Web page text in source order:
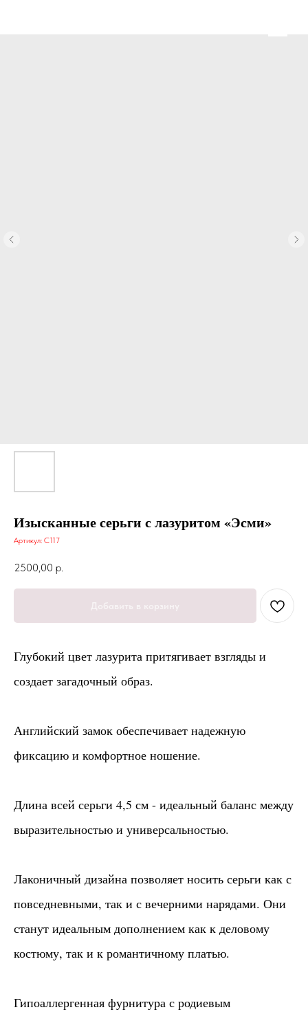
Изысканные серьги с лазуритом «Эсми»
Артикул: С117
2500,00 р.
Глубокий цвет лазурита притягивает взгляды и
создает загадочный образ.
Английский замок обеспечивает надежную
фиксацию и комфортное ношение.
Длина всей серьги 4,5 см - идеальный баланс между
выразительностью и универсальностью.
Лаконичный дизайна позволяет носить серьги как с
повседневными, так и с вечерними нарядами. Они
станут идеальным дополнением как к деловому
костюму, так и к романтичному платью.
Гипоаллергенная фурнитура с родиевым